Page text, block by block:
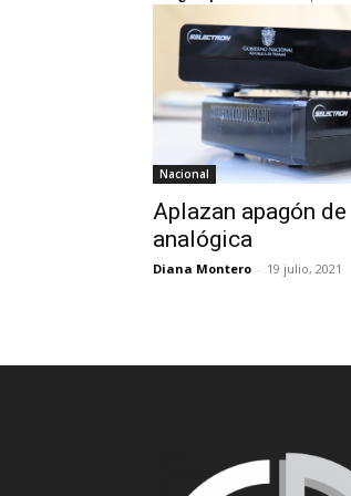
Nacional
Aplazan apagón
analógica
Diana Montero - 19 julio, 2021